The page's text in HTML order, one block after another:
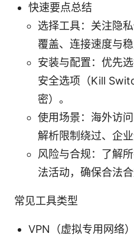
快速要点总结
选择工具：关注隐
覆盖、连接速度与稳
安装与配置：优先
安全选项（Kill
密）。
使用场景：海外访
解析限制绕过、企业
风险与合规：了解
法活动，确保合法合
常见工具类型
VPN（虚拟专用网络）